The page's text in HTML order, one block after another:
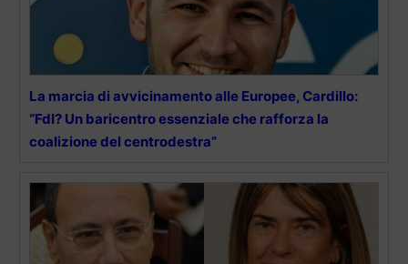
La marcia di avvicinamento alle Europee, Cardillo:
“FdI? Un baricentro essenziale che rafforza la
coalizione del centrodestra”